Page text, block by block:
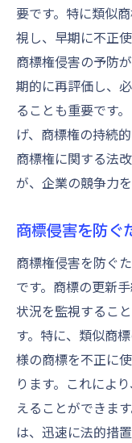
要です。特に類似
視し、早期に不正
商標権侵害の予防
期的に再評価し、
ることも重要です
げ、商標権の持続
商標権に関する法
が、企業の競争力
商標侵害を防ぐ
商標権侵害を防ぐ
です。商標の更新
状況を監視するこ
す。特に、類似商
様の商標を不正に
ります。これによ
えることができま
は、迅速に法的措